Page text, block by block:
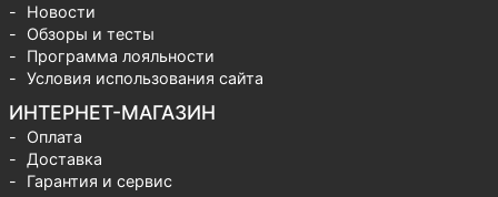
Новости
Обзоры и тесты
Программа лояльности
Условия использования сайта
ИНТЕРНЕТ-МАГАЗИН
Оплата
Доставка
Гарантия и сервис